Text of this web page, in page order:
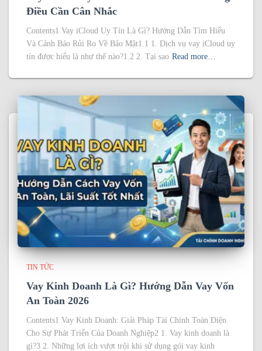
Điều Cần Cân Nhắc
Contents1 Vay iCloud Uy Tín Là Gì? Hướng Dẫn Tìm Hiểu
Và Cảnh Báo Rủi Ro Về Bảo Mật1.1 1. Dịch vụ vay iCloud uy
tín được hiểu là như thế nào?1.2 2. Tại sao Read more…
TIN TỨC
Vay Kinh Doanh Là Gì? Hướng Dẫn Vay Vốn
An Toàn 2026
Contents1 Vay Kinh Doanh: Giải Pháp Tài Chính Toàn Diện
Cho Sự Phát Triển Của Doanh Nghiệp2 1. Vay kinh doanh là
gì?3 2. Những lợi ích vượt trội khi sử dụng gói vay kinh